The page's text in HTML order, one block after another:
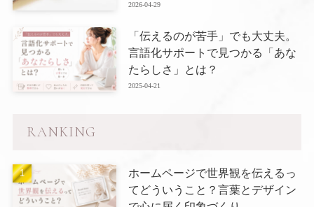
2026-04-29
「伝えるのが苦手」でも大丈夫。
言語化サポートで見つかる「あな
たらしさ」とは？
2025-04-21
RANKING
ホームページで世界観を伝えるっ
てどういうこと？言葉とデザイン